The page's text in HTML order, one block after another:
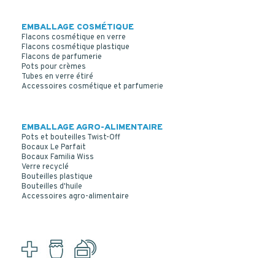
EMBALLAGE COSMÉTIQUE
Flacons cosmétique en verre
Flacons cosmétique plastique
Flacons de parfumerie
Pots pour crèmes
Tubes en verre étiré
Accessoires cosmétique et parfumerie
EMBALLAGE AGRO-ALIMENTAIRE
Pots et bouteilles Twist-Off
Bocaux Le Parfait
Bocaux Familia Wiss
Verre recyclé
Bouteilles plastique
Bouteilles d'huile
Accessoires agro-alimentaire